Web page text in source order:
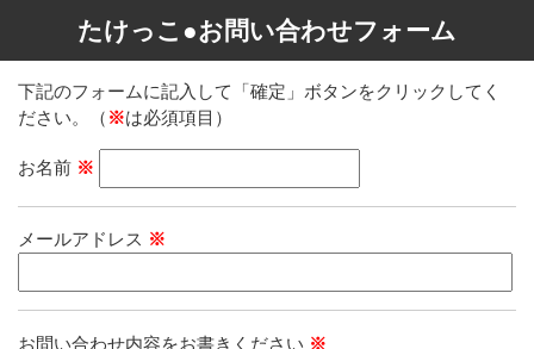
たけっこ●お問い合わせフォーム
下記のフォームに記入して「確定」ボタンをクリックしてく
ださい。（ ※は必須項目）
お名前 ※
メールアドレス ※
お問い合わせ内容をお書きください ※